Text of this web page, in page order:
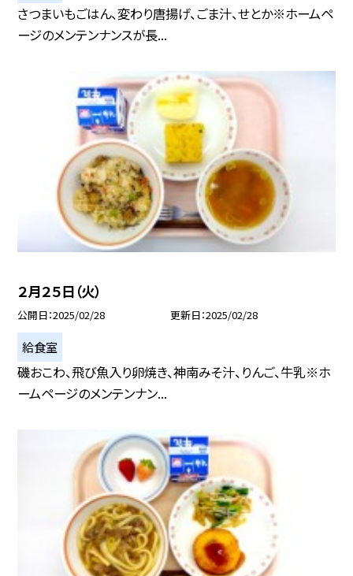
さつまいもごはん、変わり唐揚げ、ごま汁、せとか※ホームペ
ージのメンテンナンスが長...
２月２５日（火）
公開日 2025/02/28 更新日 2025/02/28
給食室
磯おこわ、飛び魚入り卵焼き、神南みそ汁、りんご、牛乳※ホ
ームページのメンテンナン...